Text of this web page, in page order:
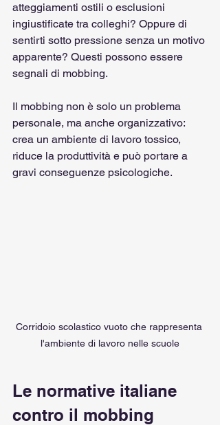
atteggiamenti ostili o esclusioni
ingiustificate tra colleghi? Oppure di
sentirti sotto pressione senza un motivo
apparente? Questi possono essere
segnali di mobbing.
Il mobbing non è solo un problema
personale, ma anche organizzativo:
crea un ambiente di lavoro tossico,
riduce la produttività e può portare a
gravi conseguenze psicologiche.
Corridoio scolastico vuoto che rappresenta
l'ambiente di lavoro nelle scuole
Le normative italiane
contro il mobbing